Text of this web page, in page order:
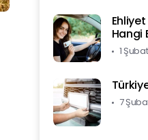
Hangi
1
7